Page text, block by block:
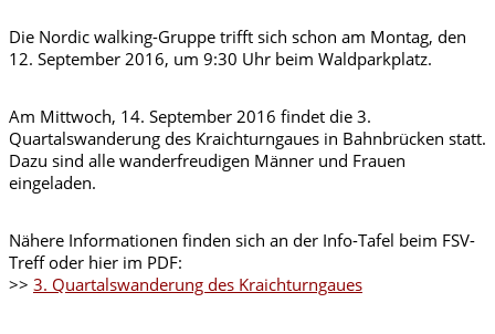
Die Nordic walking-Gruppe trifft sich schon am Montag, den
12. September 2016, um 9:30 Uhr beim Waldparkplatz.
Am Mittwoch, 14. September 2016 findet die 3.
Quartalswanderung des Kraichturngaues in Bahnbrücken statt.
Dazu sind alle wanderfreudigen Männer und Frauen
eingeladen.
Nähere Informationen finden sich an der Info-Tafel beim FSV-
Treff oder hier im PDF:
>> 3. Quartalswanderung des Kraichturngaues